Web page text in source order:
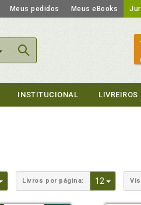
Meus pedidos Meus eBooks
INSTITUCIONAL LIVREIROS
Toggle Dropdown
Livros por página: 12 Toggle